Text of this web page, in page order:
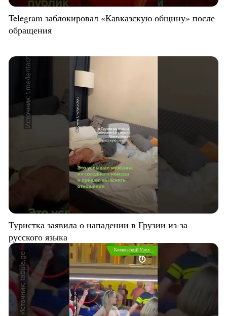
Telegram заблокировал «Кавказскую общину» после
обращения
Туристка заявила о нападении в Грузии из-за
русского языка